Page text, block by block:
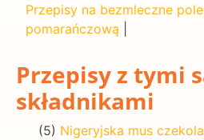
Przepisy na bezmleczne
pomarańczową
Przepisy z tymi
składnikami
(5) Nigeryjska mus